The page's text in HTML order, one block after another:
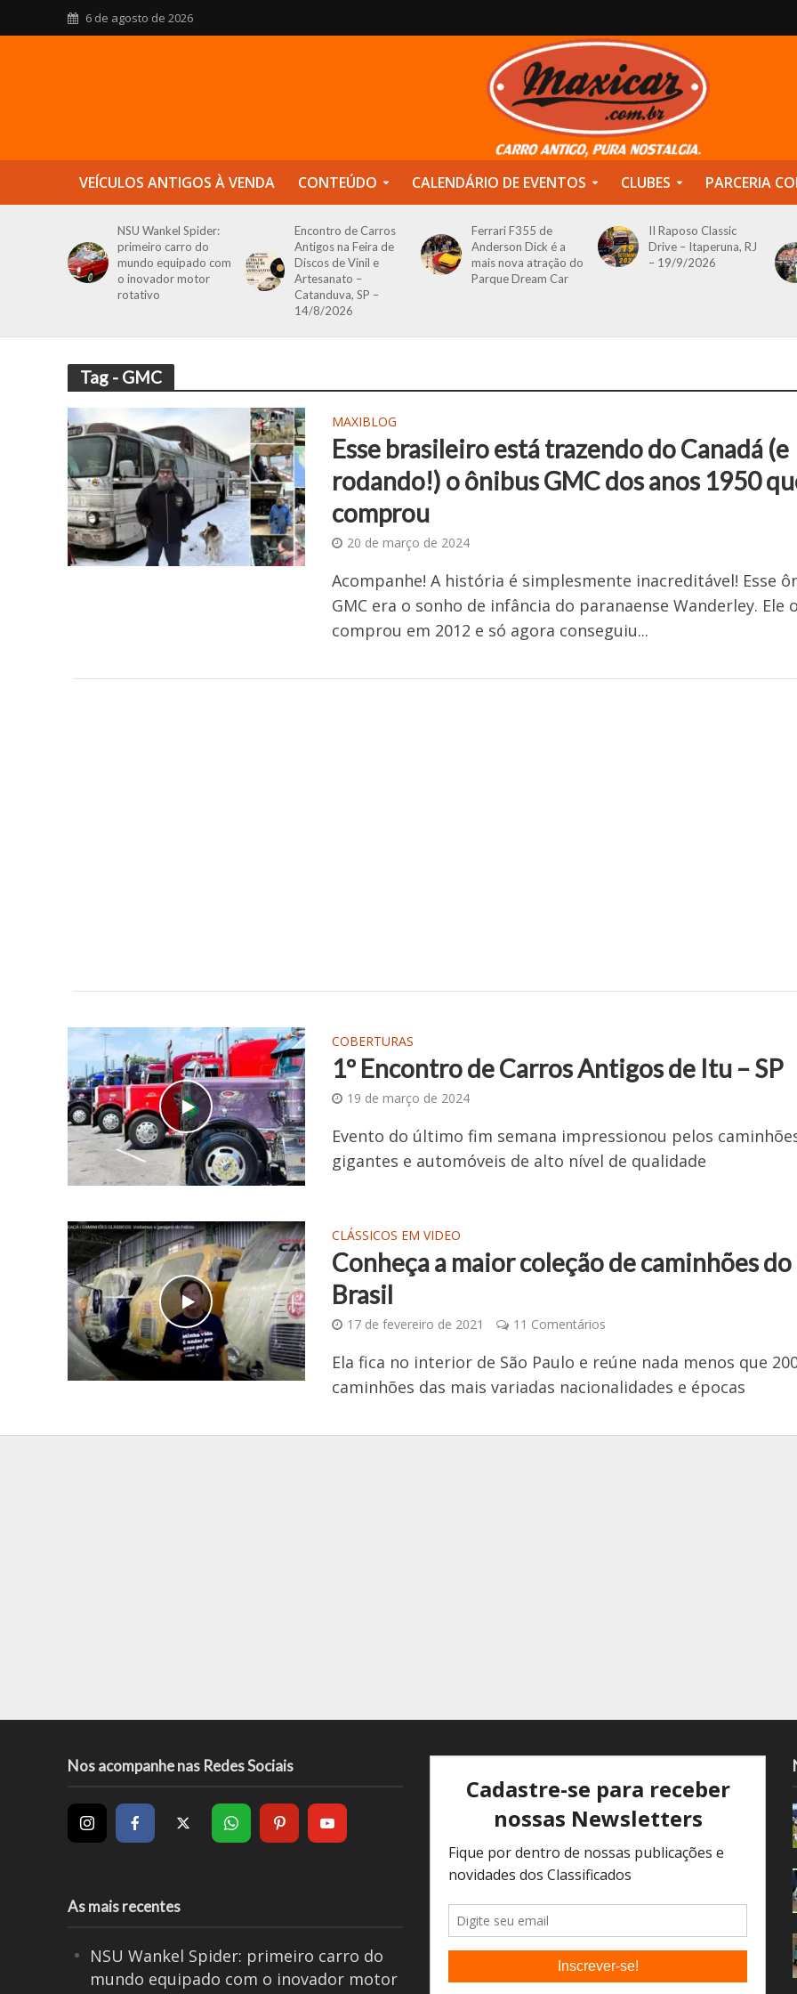
6 de agosto de 2026
VEÍCULOS ANTIGOS À VENDA CONTEÚDO CALENDÁRIO DE EVENTOS CLUBES PARCERIA
NSU Wankel Spider:
primeiro carro do
mundo equipado com
o inovador motor
rotativo
Encontro de Carros
Antigos na Feira de
Discos de Vinil e
Artesanato –
Catanduva, SP –
14/8/2026
Ferrari F355 de
Anderson Dick é a
mais nova atração do
Parque Dream Car
II Raposo Classic
Drive – Itaperuna, RJ
– 19/9/2026
Tag - GMC
MAXIBLOG
Esse brasileiro está trazendo do Canadá (e
rodando!) o ônibus GMC dos anos 1950
comprou
20 de março de 2024
Acompanhe! A história é simplesmente inacreditável! Esse
GMC era o sonho de infância do paranaense Wanderley. Ele
comprou em 2012 e só agora conseguiu...
COBERTURAS
1º Encontro de Carros Antigos de Itu – SP
19 de março de 2024
Evento do último fim semana impressionou pelos
gigantes e automóveis de alto nível de qualidade
CLÁSSICOS EM VIDEO
Conheça a maior coleção de caminhões do
Brasil
17 de fevereiro de 2021 11 Comentários
Ela fica no interior de São Paulo e reúne nada menos que
caminhões das mais variadas nacionalidades e épocas
Nos acompanhe nas Redes Sociais
As mais recentes
NSU Wankel Spider: primeiro carro do
mundo equipado com o inovador motor